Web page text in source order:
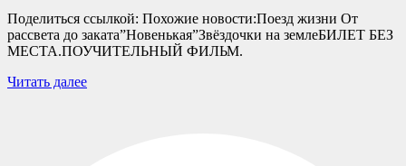
Поделиться ссылкой: Похожие новости:Поезд жизни От
рассвета до заката”Новенькая”Звёздочки на землеБИЛЕТ БЕЗ
МЕСТА.ПОУЧИТЕЛЬНЫЙ ФИЛЬМ.
Читать далее